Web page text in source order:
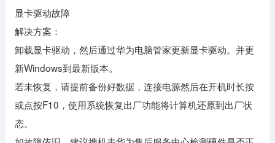
显卡驱动故障
解决方案：
卸载显卡驱动，然后通过华为电脑管家更新显卡驱动。并更
新Windows到最新版本。
若未恢复，请提前备份好数据，连接电源然后在开机时长按
或点按F10，使用系统恢复出厂功能将计算机还原到出厂状
态。